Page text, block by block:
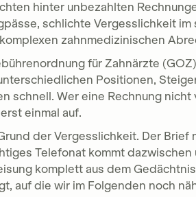
hinter unbezahlten
schlichte Vergesslichkeit
zahnmedizinischen
für Zahnärzte
Positionen,
schnell. Wer eine Rechnung nicht
einmal auf.
der Vergesslichkeit. Der Brief
Telefonat kommt dazwischen
komplett aus dem
auf die wir im Folgenden noch